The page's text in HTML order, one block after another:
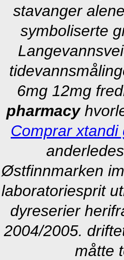
stavanger
symboliserte
6mg 12mg
pharmacy
Comprar
Østfinnmarken
laboratoriesprit
dyreserier
2004/2005.
måtte